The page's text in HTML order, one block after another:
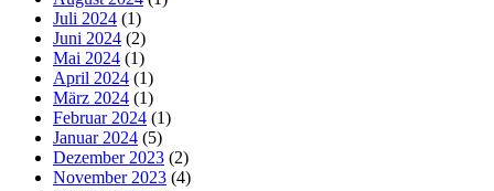
Juli 2024 (1)
Juni 2024 (2)
Mai 2024 (1)
April 2024 (1)
März 2024 (1)
Februar 2024 (1)
Januar 2024 (5)
Dezember 2023 (2)
November 2023 (4)